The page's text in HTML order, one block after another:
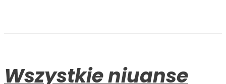
Wszystkie niuanse